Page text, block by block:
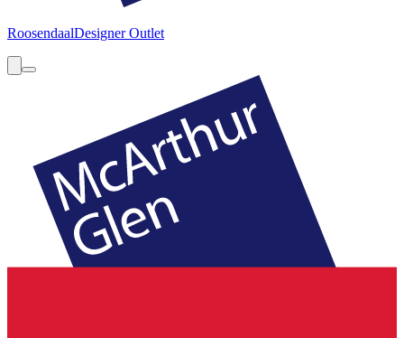
RoosendaalDesigner Outlet